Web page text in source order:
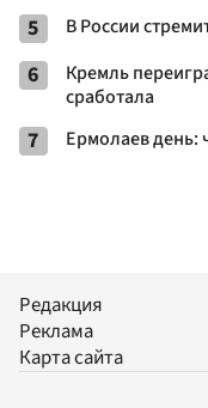
5 В России
6
Кремль
сработала
7 Ермолаев день:
Редакция
Реклама
Карта сайта